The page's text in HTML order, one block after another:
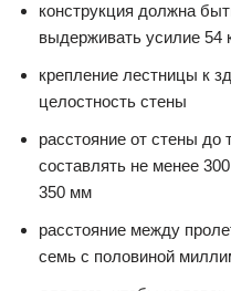
конструкция должна
выдерживать усилие 54
крепление лестницы к
целостность стены
расстояние от стены
составлять не менее
350 мм
расстояние между
семь с половиной